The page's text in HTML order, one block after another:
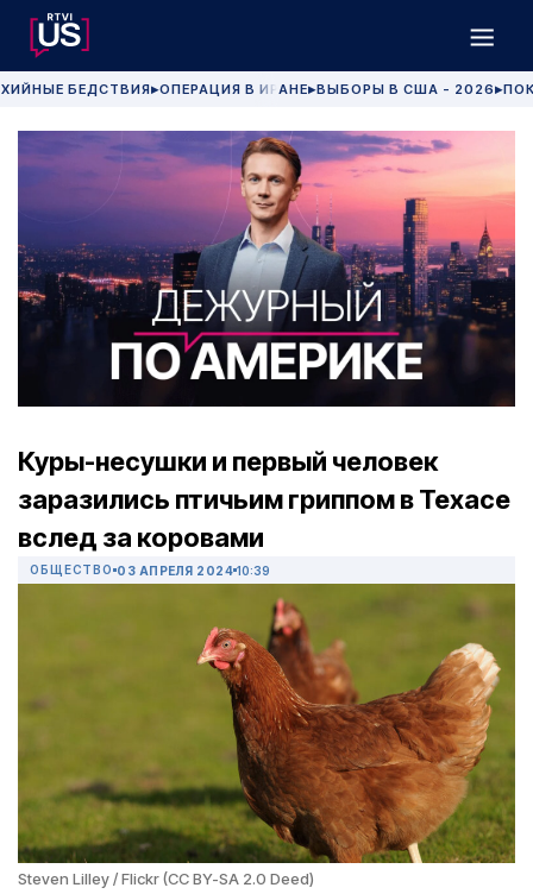
БЕДСТВИЯ▶ОПЕРАЦИЯ В ИРАНЕ▶ВЫБОРЫ В США - 2026 ▶
Куры-несушки и первый человек
заразились птичьим гриппом в Техасе
вслед за коровами
ОБЩЕСТВО 03 АПРЕЛЯ 2024 10:39
Steven Lilley / Flickr (CC BY-SA 2.0 Deed)